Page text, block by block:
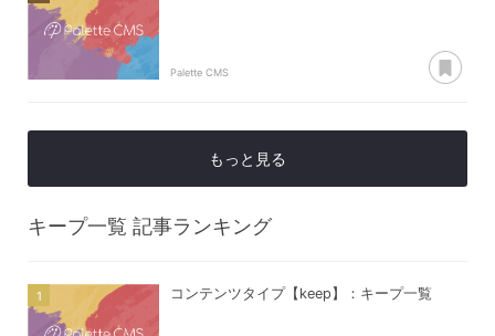
Palette CMS
もっと見る
キープ一覧 記事ランキング
コンテンツタイプ【keep】：キープ一覧